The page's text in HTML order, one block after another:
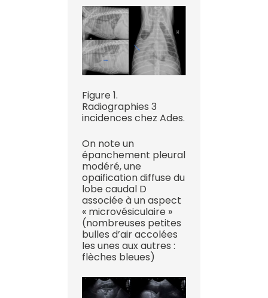
Figure 1.
Radiographies 3
incidences chez Ades.
On note un
épanchement pleural
modéré, une
opaification diffuse du
lobe caudal D
associée à un aspect
« microvésiculaire »
(nombreuses petites
bulles d’air accolées
les unes aux autres :
flèches bleues)